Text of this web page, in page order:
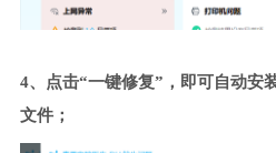
4、点击“一键修复”，即可自动安
文件；